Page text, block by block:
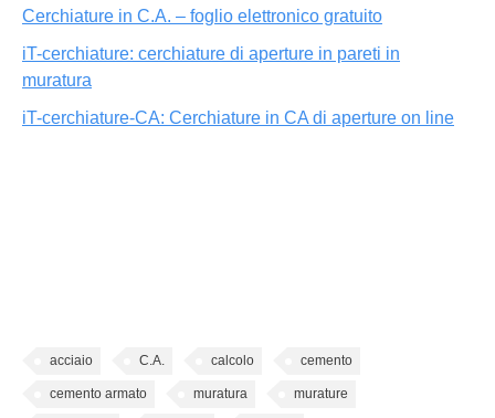
Cerchiature in C.A. – foglio elettronico gratuito
iT-cerchiature: cerchiature di aperture in pareti in
muratura
iT-cerchiature-CA: Cerchiature in CA di aperture on line
acciaio C.A. calcolo cemento
cemento armato muratura murature